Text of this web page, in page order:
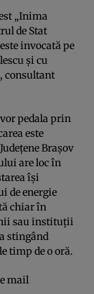
„Inima
de Stat
invocată pe
şi cu
consultant
pedala prin
este
Braşov
are loc în
îşi
de energie
chiar în
sau instituţii
stingând
timp de o oră.
mail